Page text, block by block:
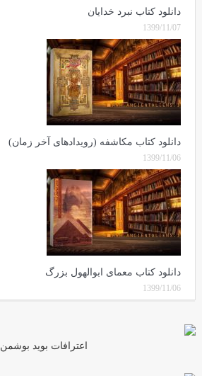
دانلود کتاب نبرد خدایان
1399/11/07
دانلود کتاب مکاشفه (رویدادهای آخر زمان)
1399/11/06
دانلود کتاب معمای ابوالهول بزرگ
1399/11/06
اعترافات بوید بوشمن